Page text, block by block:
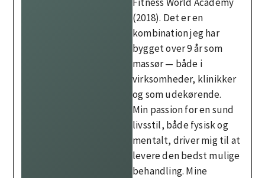
(2018). Det er en
kombination jeg har
bygget over 9 år som
massør — både i
virksomheder, klinikker
og som udekørende.
Min passion for en sund
livsstil, både fysisk og
mentalt, driver mig til at
levere den bedst mulige
behandling. Mine